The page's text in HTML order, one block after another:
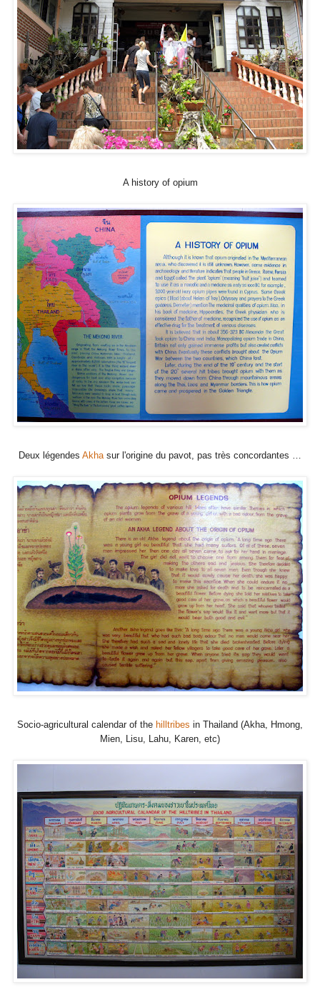
A history of opium
Deux légendes Akha sur l'origine du pavot, pas très concordantes …
Socio-agricultural calendar of the hilltribes in Thailand (Akha, Hmong,
Mien, Lisu, Lahu, Karen, etc)